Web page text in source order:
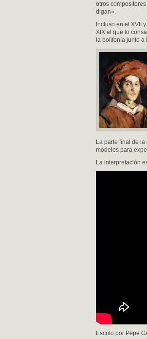
otros
digan».
Incluso en el XVII
XIX el que lo
la polifonía junto a
La parte final de
modelos para
La interpretación
Escrito por Pepe